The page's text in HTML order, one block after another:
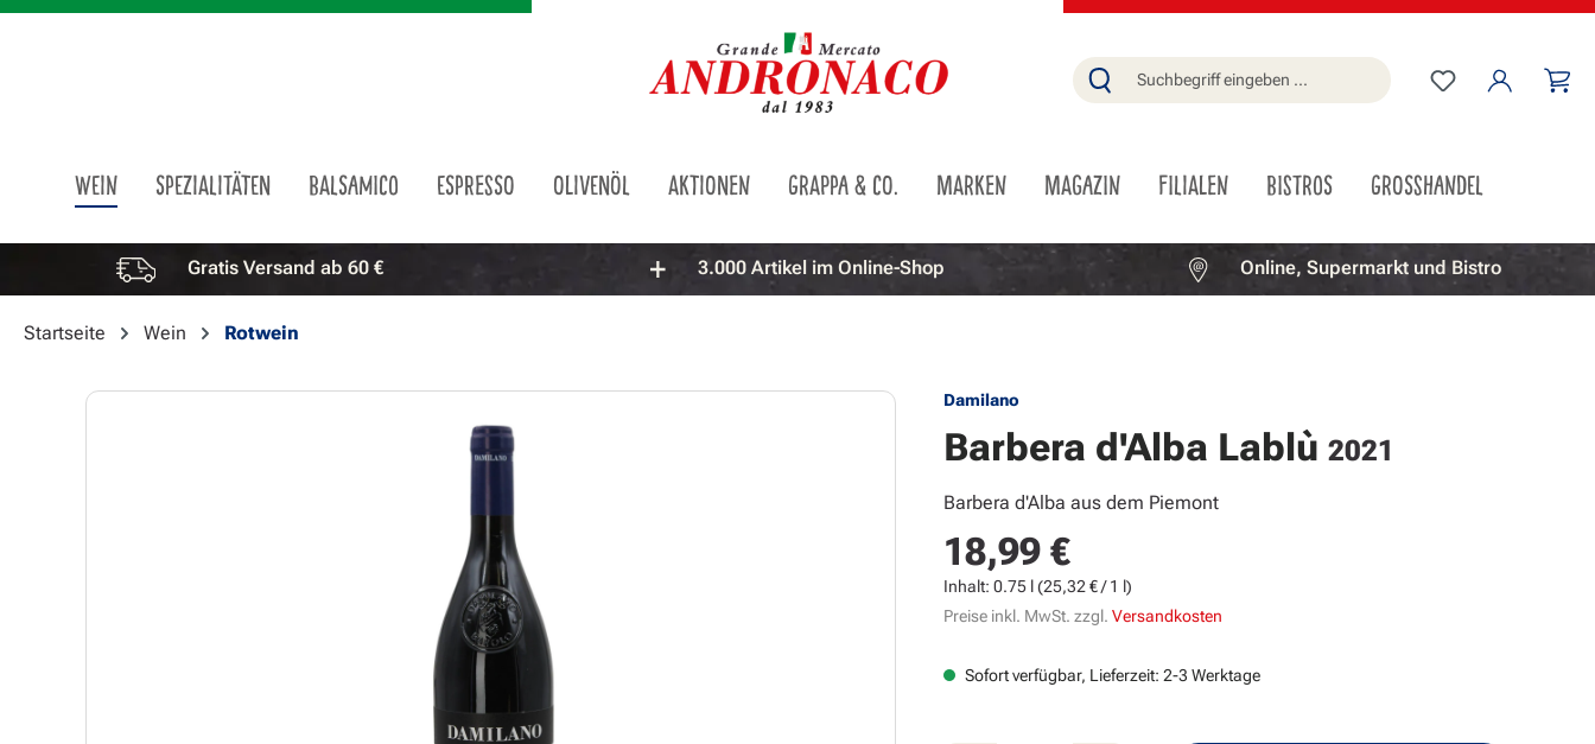
Du hast 0
WEIN SPEZIALITÄTEN BALSAMICO ESPRESSO OLIVENÖL AKTIONEN GRAPPA & CO. MARKEN MAGAZIN FILIALEN BISTROS GROSSHANDEL
Vorteile überspringen Gratis Versand ab 60 € 3.000 Artikel im Online-Shop Online, Supermarkt und Bistro
Startseite Wein Rotwein
Bildergalerie überspringen Damilano
Barbera d'Alba Lablù2021
Barbera d'Alba aus dem Piemont
Regulärer Preis:
18,99 €
Inhalt:0.75 l(25,32 € / 1 l)
Preise inkl. MwSt. zzgl.Versandkosten
Sofort verfügbar, Lieferzeit: 2-3 Werktage